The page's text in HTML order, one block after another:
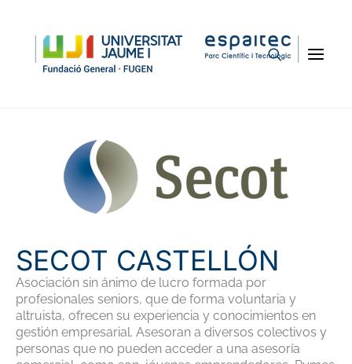
Volver a empresas del parque
SECOT CASTELLÓN
Asociación sin ánimo de lucro formada por
profesionales seniors, que de forma voluntaria y
altruista, ofrecen su experiencia y conocimientos en
gestión empresarial. Asesoran a diversos colectivos y
personas que no pueden acceder a una asesoría